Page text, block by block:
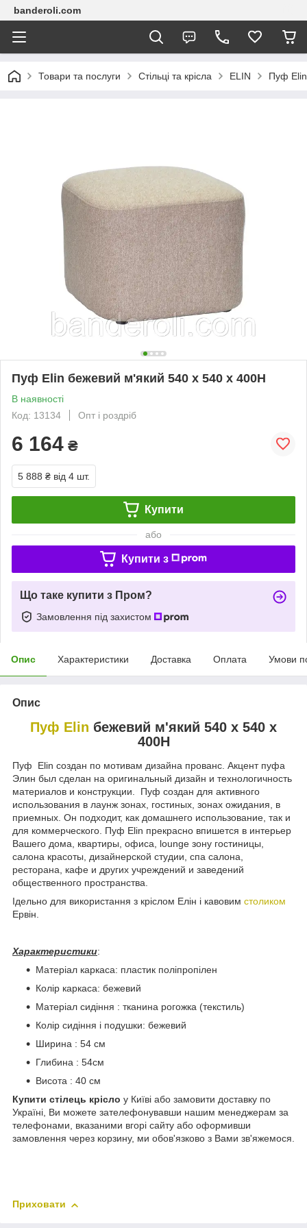
banderoli.com
Товари та послуги Стільці та крісла ELIN Пуф
Пуф Elin бежевий м'який 540 x 540 x 400H
В наявності
Код: 13134
Опт і роздріб
6 164 ₴
5 888 ₴ від 4 шт.
Купити
або
Купити з
Що таке купити з Пром?
Замовлення під захистом
Опис Характеристики Доставка Оплата Умови
Опис
Пуф Elin бежевий м'який 540 x 540 x
400H
Пуф Elin создан по мотивам дизайна прованс. Акцент пуфа
Элин был сделан на оригинальный дизайн и технологичность
материалов и конструкции. Пуф создан для активного
использования в лаунж зонах, гостиных, зонах ожидания, в
приемных. Он подходит, как домашнего использование, так и
для коммерческого. Пуф Elin прекрасно впишется в интерьер
Вашего дома, квартиры, офиса, lounge зону гостиницы,
салона красоты, дизайнерской студии, спа салона,
ресторана, кафе и других учреждений и заведений
общественного пространства.
Ідельно для використання з кріслом Елін і кавовим столиком
Ервін.
Характеристики:
Матеріал каркаса: пластик поліпропілен
Колір каркаса: бежевий
Матеріал сидіння : тканина рогожка (текстиль)
Колір сидіння і подушки: бежевий
Ширина : 54 см
Глибина : 54см
Висота : 40 см
Купити стілець крісло у Київі або замовити доставку по
Україні, Ви можете зателефонувавши нашим менеджерам за
телефонами, вказаними вгорі сайту або оформивши
замовлення через корзину, ми обов'язково з Вами зв'яжемося.
Приховати